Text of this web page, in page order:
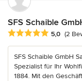
SFS Schaible
Durchschnittliche
5,0 (2
SFS Schaible GmbH
Spezialist für Ihr
1884. Mit den